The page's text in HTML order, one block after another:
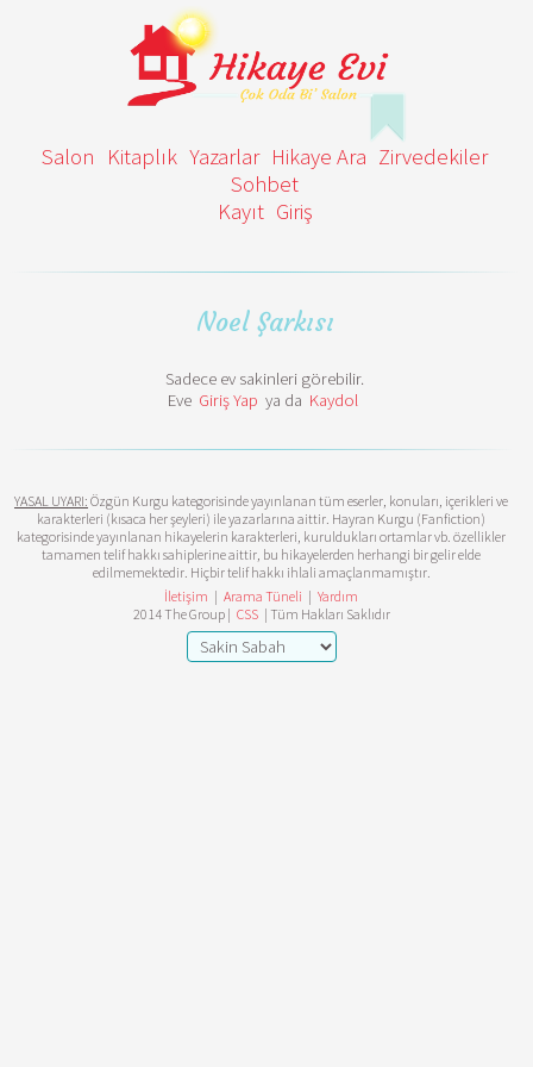
Salon Kitaplık Yazarlar Hikaye Ara Zirvedekiler
Sohbet
Kayıt Giriş
Noel Şarkısı
Sadece ev sakinleri görebilir.
Eve Giriş Yap ya da Kaydol
YASAL UYARI: Özgün Kurgu kategorisinde yayınlanan tüm eserler, konuları, içerikleri ve
karakterleri (kısaca her şeyleri) ile yazarlarına aittir. Hayran Kurgu (Fanfiction)
kategorisinde yayınlanan hikayelerin karakterleri, kuruldukları ortamlar vb. özellikler
tamamen telif hakkı sahiplerine aittir, bu hikayelerden herhangi bir gelir elde
edilmemektedir. Hiçbir telif hakkı ihlali amaçlanmamıştır.
İletişim | Arama Tüneli | Yardım
2014 The Group | CSS | Tüm Hakları Saklıdır